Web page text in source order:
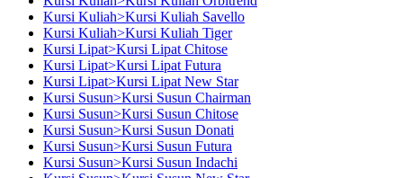
Kursi Kuliah>Kursi Kuliah Savello
Kursi Kuliah>Kursi Kuliah Tiger
Kursi Lipat>Kursi Lipat Chitose
Kursi Lipat>Kursi Lipat Futura
Kursi Lipat>Kursi Lipat New Star
Kursi Susun>Kursi Susun Chairman
Kursi Susun>Kursi Susun Chitose
Kursi Susun>Kursi Susun Donati
Kursi Susun>Kursi Susun Futura
Kursi Susun>Kursi Susun Indachi